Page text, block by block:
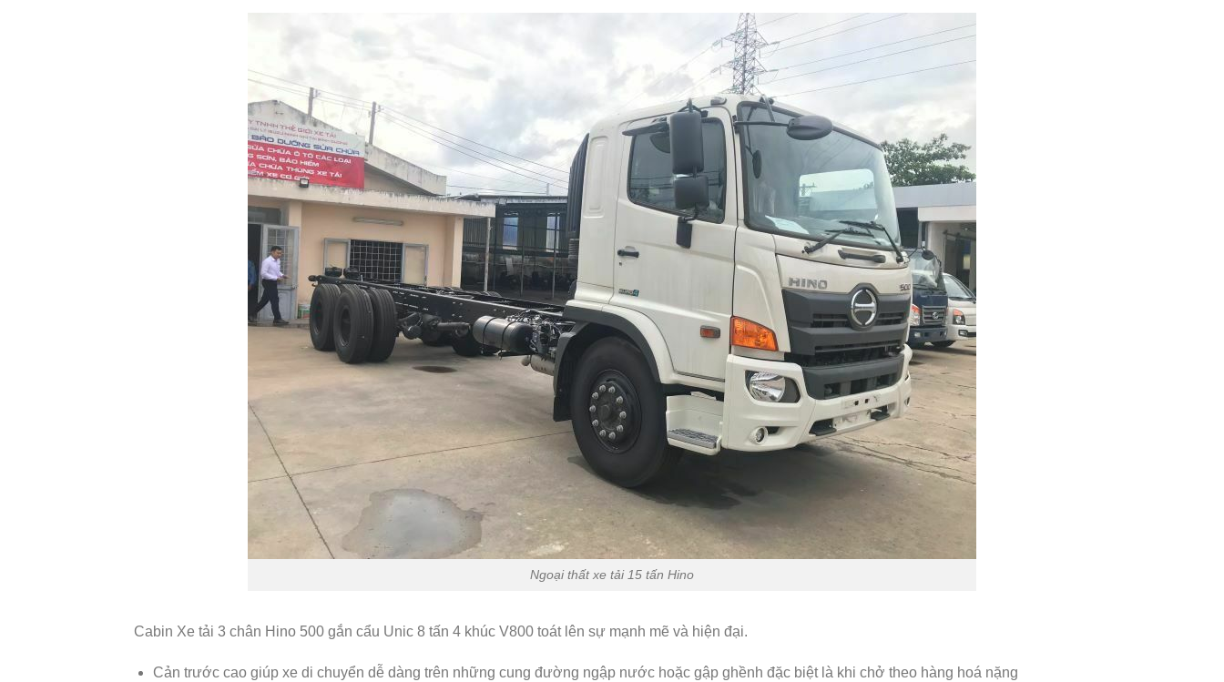
Ngoại thất xe tải 15 tấn Hino
Cabin Xe tải 3 chân Hino 500 gắn cẩu Unic 8 tấn 4 khúc V800 toát lên sự mạnh mẽ và hiện đại.
Cản trước cao giúp xe di chuyển dễ dàng trên những cung đường ngập nước hoặc gập ghềnh đặc biệt là khi chở theo hàng hoá nặng